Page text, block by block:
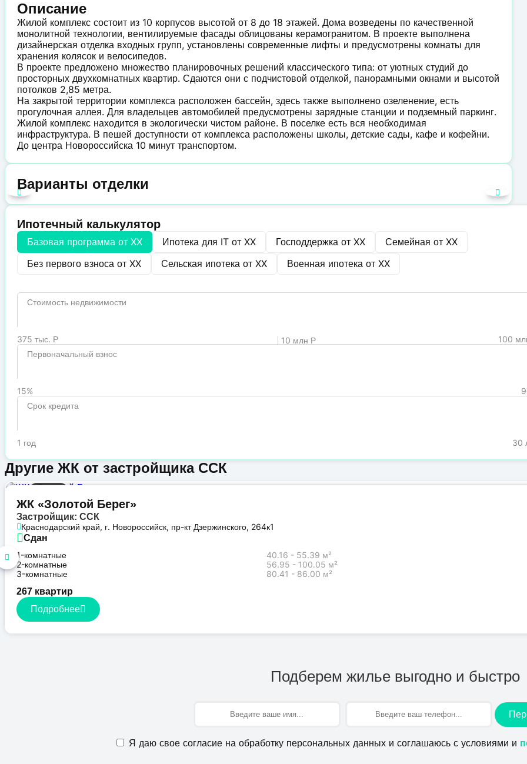
Описание
Жилой комплекс состоит из 10 корпусов высотой от 8 до 18 этажей. Дома возведены по качественной
монолитной технологии, вентилируемые фасады облицованы керамогранитом. В проекте выполнена
дизайнерская отделка входных групп, установлены современные лифты и предусмотрены комнаты для
хранения колясок и велосипедов.
В проекте предложено множество планировочных решений классического типа: от уютных студий до
просторных двухкомнатных квартир. Сдаются они с подчистовой отделкой, панорамными окнами и высотой
потолков 2,85 метра.
На закрытой территории комплекса расположен бассейн, здесь также выполнено озеленение, есть
прогулочная аллея. Для владельцев автомобилей предусмотрены зарядные станции и подземный паркинг.
Жилой комплекс находится в экологически чистом районе. В поселке есть вся необходимая
инфраструктура. В пешей доступности от комплекса расположены школы, детские сады, кафе и кофейни.
До центра Новороссийска 10 минут транспортом.
Варианты отделки
Ипотечный калькулятор
Базовая программа от XX Ипотека для IT от XX Господдержка от XX Семейная от XX
Без первого взноса от XX Сельская ипотека от XX Военная ипотека от XX
Стоимость недвижимости
375 тыс. Р 10 млн Р
100
Первоначальный взнос
15%
Срок кредита
1 год 30
Другие ЖК от застройщика ССК
ЖК «Золотой Берег»
Застройщик: ССК
Краснодарский край, г. Новороссийск, пр-кт Дзержинского, 264к1
Сдан
1-комнатные
40.16 - 55.39 м²
2-комнатные
56.95 - 100.05 м²
3-комнатные
80.41 - 86.00 м²
267 квартир
Подробнее
Подберем жилье выгодно и быстро
Я даю свое согласие на обработку персональных данных и соглашаюсь с условиями и